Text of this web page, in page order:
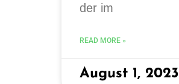
der im
READ MORE »
August 1, 2023